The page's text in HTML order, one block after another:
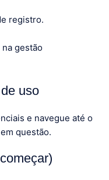
registro.
gestão
uso
e navegue até o
questão.